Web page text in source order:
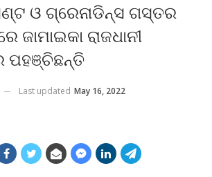
ଓ ଗ୍ରେନାଡିନ୍ସ ଗସ୍ତର
ଜାମାଇକା ରାଜଧାନୀ
ପହଞ୍ଚିଛନ୍ତି
Last updated May 16, 2022